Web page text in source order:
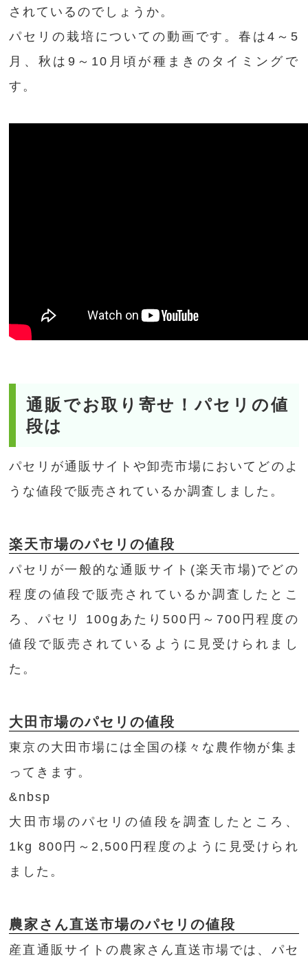
されているのでしょうか。
パセリの栽培についての動画です。春は4～5
月、秋は9～10月頃が種まきのタイミングで
す。
通販でお取り寄せ！パセリの値
段は
パセリが通販サイトや卸売市場においてどのよ
うな値段で販売されているか調査しました。
楽天市場のパセリの値段
パセリが一般的な通販サイト(楽天市場)でどの
程度の値段で販売されているか調査したとこ
ろ、パセリ 100gあたり500円～700円程度の
値段で販売されているように見受けられまし
た。
大田市場のパセリの値段
東京の大田市場には全国の様々な農作物が集ま
ってきます。
&nbsp
大田市場のパセリの値段を調査したところ、
1kg 800円～2,500円程度のように見受けられ
ました。
農家さん直送市場のパセリの値段
産直通販サイトの農家さん直送市場では、パセ